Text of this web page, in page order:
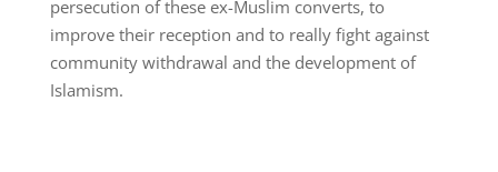
persecution of these ex-Muslim converts, to
improve their reception and to really fight against
community withdrawal and the development of
Islamism.